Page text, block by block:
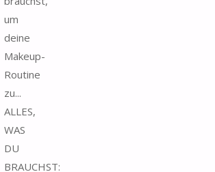
um
deine
Makeup-
Routine
zu...
ALLES,
WAS
DU
BRAUCHST: